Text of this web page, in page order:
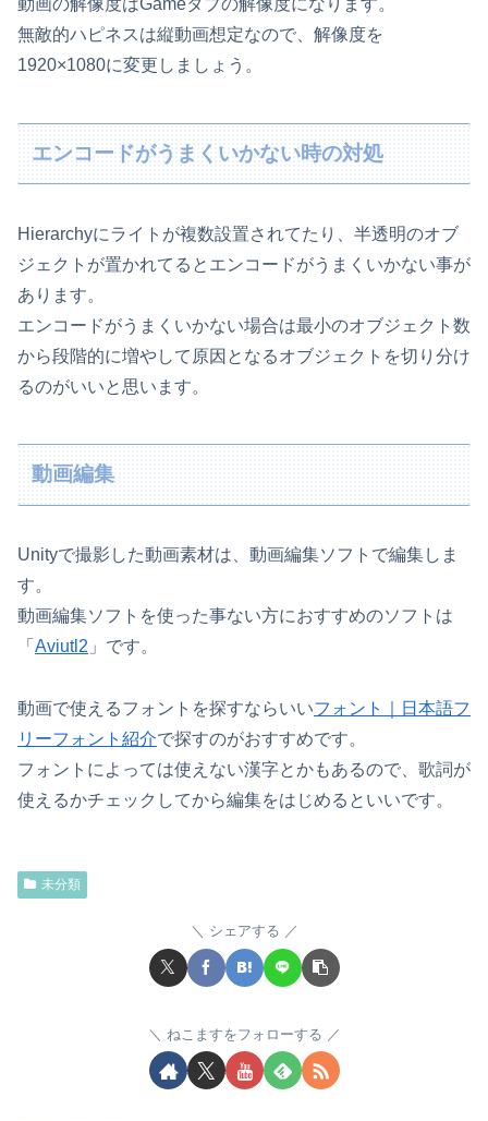
動画の解像度はGameタブの解像度になります。
無敵的ハピネスは縦動画想定なので、解像度を
1920×1080に変更しましょう。
エンコードがうまくいかない時の対処
Hierarchyにライトが複数設置されてたり、半透明のオブ
ジェクトが置かれてるとエンコードがうまくいかない事が
あります。
エンコードがうまくいかない場合は最小のオブジェクト数
から段階的に増やして原因となるオブジェクトを切り分け
るのがいいと思います。
動画編集
Unityで撮影した動画素材は、動画編集ソフトで編集しま
す。
動画編集ソフトを使った事ない方におすすめのソフトは
「 Aviutl2 」です。
動画で使えるフォントを探すならいいフォント｜日本語フ
リーフォント紹介で探すのがおすすめです。
フォントによっては使えない漢字とかもあるので、歌詞が
使えるかチェックしてから編集をはじめるといいです。
未分類
シェアする
ねこますをフォローする